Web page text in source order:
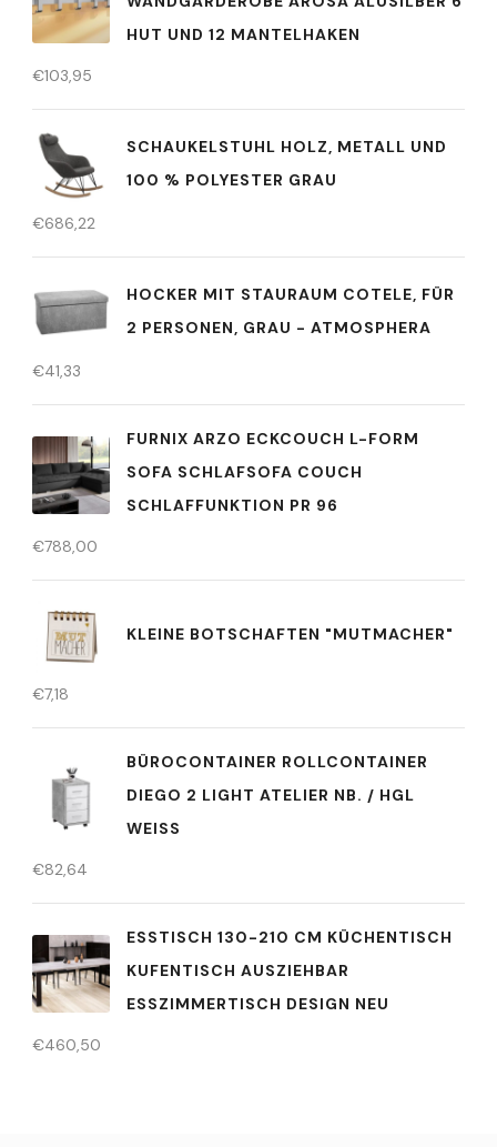
HUT UND 12 MANTELHAKEN
€103,95
SCHAUKELSTUHL HOLZ, METALL UND
100 % POLYESTER GRAU
€686,22
HOCKER MIT STAURAUM COTELE, FÜR
2 PERSONEN, GRAU - ATMOSPHERA
€41,33
FURNIX ARZO ECKCOUCH L-FORM
SOFA SCHLAFSOFA COUCH
SCHLAFFUNKTION PR 96
€788,00
KLEINE BOTSCHAFTEN "MUTMACHER"
€7,18
BÜROCONTAINER ROLLCONTAINER
DIEGO 2 LIGHT ATELIER NB. / HGL
WEISS
€82,64
ESSTISCH 130-210 CM KÜCHENTISCH
KUFENTISCH AUSZIEHBAR
ESSZIMMERTISCH DESIGN NEU
€460,50